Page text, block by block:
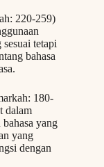
220-259)
tetapi
bahasa
180-
dalam
yang
yang
dengan